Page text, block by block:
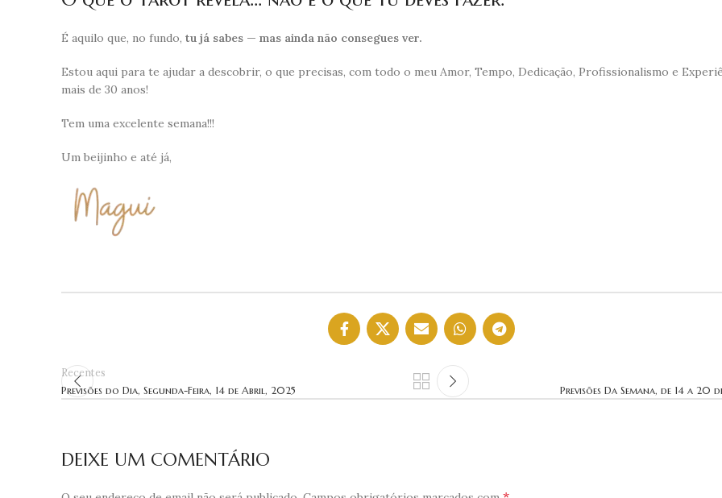
É aquilo que, no fundo, tu já sabes — mas ainda não consegues ver.
Estou aqui para te ajudar a descobrir, o que precisas, com todo o meu Amor, Tempo, Dedicação, Profissionalismo e
mais de 30 anos!
Tem uma excelente semana!!!
Um beijinho e até já,
Recentes
Previsões do Dia, Segunda-Feira, 14 de Abril, 2025
Previsões Da Semana, de 14 a 20
DEIXE UM COMENTÁRIO